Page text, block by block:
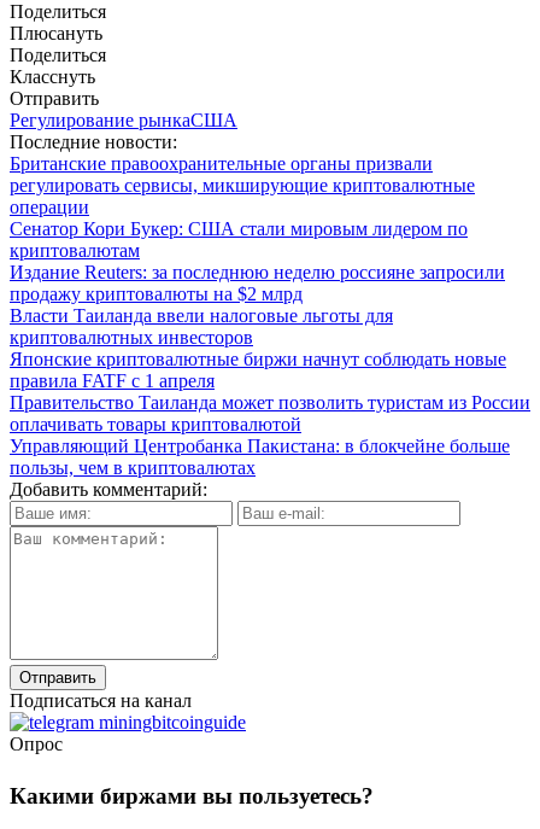
Поделиться
Плюсануть
Поделиться
Класснуть
Отправить
Регулирование рынкаСША
Последние новости:
Британские правоохранительные органы призвали
регулировать сервисы, микширующие криптовалютные
операции
Сенатор Кори Букер: США стали мировым лидером по
криптовалютам
Издание Reuters: за последнюю неделю россияне запросили
продажу криптовалюты на $2 млрд
Власти Таиланда ввели налоговые льготы для
криптовалютных инвесторов
Японские криптовалютные биржи начнут соблюдать новые
правила FATF с 1 апреля
Правительство Таиланда может позволить туристам из России
оплачивать товары криптовалютой
Управляющий Центробанка Пакистана: в блокчейне больше
пользы, чем в криптовалютах
Добавить комментарий:
Подписаться на канал
Опрос
Какими биржами вы пользуетесь?